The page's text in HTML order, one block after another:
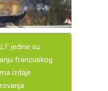
jedine su
francuskog
izdaje